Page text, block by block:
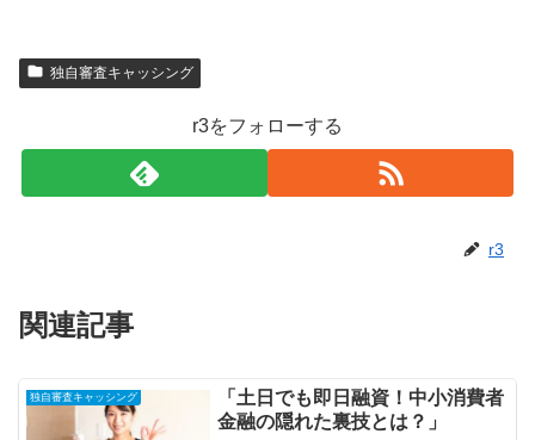
独自審査キャッシング
r3をフォローする
r3
関連記事
独自審査キャッシング
「土日でも即日融資！中小消費者
金融の隠れた裏技とは？」